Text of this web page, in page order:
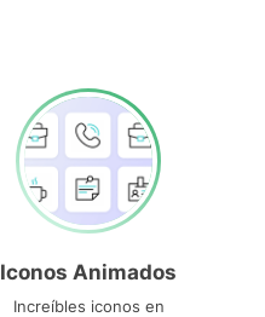
Iconos Animados
Increíbles iconos en